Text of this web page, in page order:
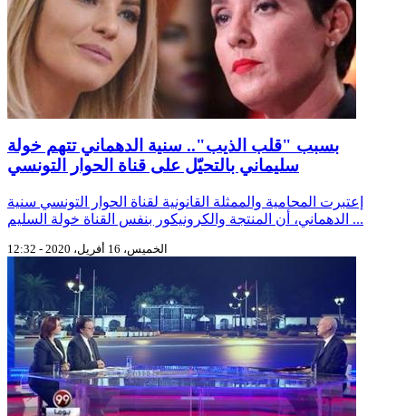
بسبب "قلب الذيب".. سنية الدهماني تتهم خولة
سليماني بالتحيّل على قناة الحوار التونسي
إعتبرت المحامية والممثلة القانونية لقناة الحوار التونسي سنية
الدهماني، أن المنتجة والكرونيكور بنفس القناة خولة السليم ...
الخميس، 16 أفريل، 2020 - 12:32